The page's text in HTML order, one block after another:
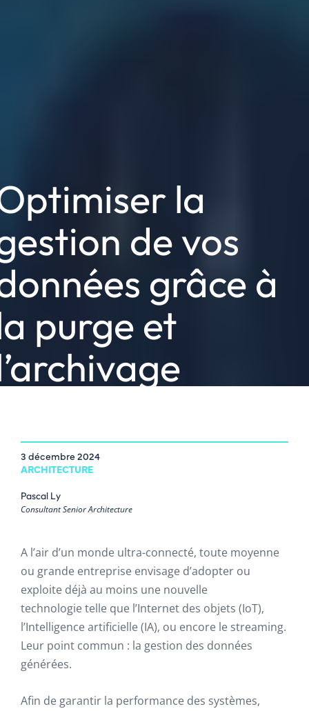
la
de vos
grâce à
purge et
3 décembre 2024
ARCHITECTURE
Pascal Ly
Consultant Senior Architecture
A l’air d’un monde ultra-connecté, toute moyenne
ou grande entreprise envisage d’adopter ou
exploite déjà au moins une nouvelle
technologie telle que l’Internet des objets (IoT),
l’Intelligence artificielle (IA), ou encore le streaming.
Leur point commun : la gestion des données
générées.
Afin de garantir la performance des systèmes,